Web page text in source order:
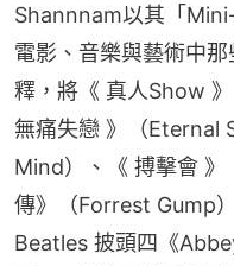
Shannnam以其「
電影、音樂與藝術中
釋，將《 真人Show
無痛失戀 》（Eternal
Mind）、《 搏擊會
傳》（Forrest Gump
Beatles 披頭四《